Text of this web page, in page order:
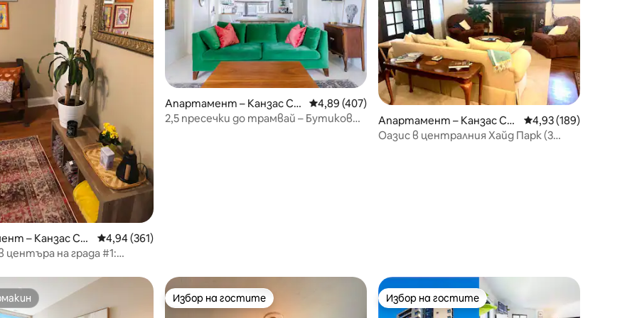
от 5, 6 отзива
– Канзас Си
Средна оценка: 4,94 от 5, 361 отзива
4,94 (361)
центъра на града #1:
Апартамент – Канзас Си
ти
Средна оценка: 4,89 от 5, 407 отзива
4,89 (407)
2,5 пресечки до трамвай – Бутиков
Апартамент – Канзас Си
ти
Средна оценка: 4,93
4,93 (189)
Оазис в централния Хайд Парк (3
Избор на гостите
Избор на гостите Избор на гостите
Избор на гостите